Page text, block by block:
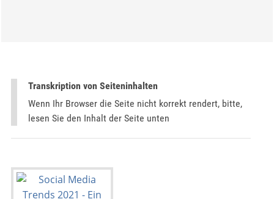
Transkription von Seiteninhalten
Wenn Ihr Browser die Seite nicht korrekt rendert, bitte,
lesen Sie den Inhalt der Seite unten